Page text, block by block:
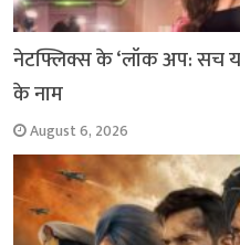
नेटफ्लिक्स के ‘लॉक अप: सच
के नाम
August 6, 2026